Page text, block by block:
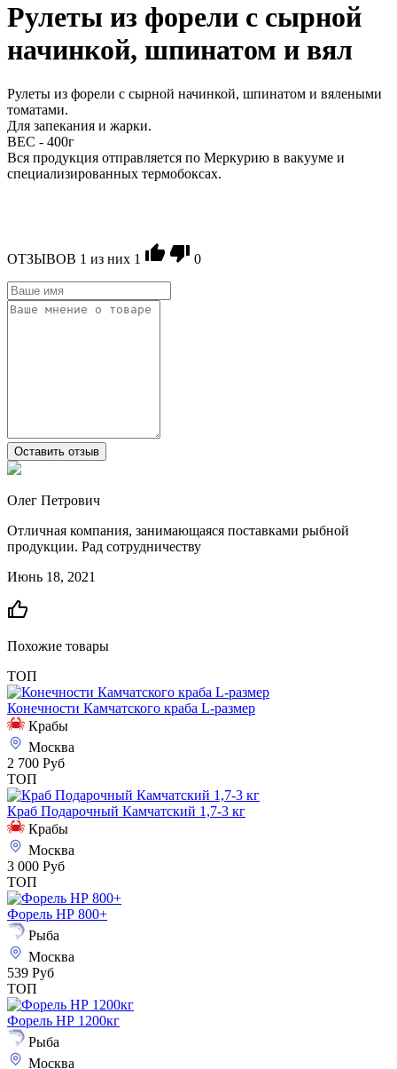
Рулеты из форели с сырной
начинкой, шпинатом и вял
Рулеты из форели с сырной начинкой, шпинатом и вялеными
томатами.
Для запекания и жарки.
ВЕС - 400г
Вся продукция отправляется по Меркурию в вакууме и
специализированных термобоксах.
ОТЗЫВОВ 1 из ниx 1 0
Оставить отзыв
Олег Петрович
Отличная компания, занимающаяся поставками рыбной
продукции. Рад сотрудничеству
Июнь 18, 2021
Похожие товары
ТОП
Конечности Камчатского краба L-размер
Крабы
Москва
2 700 Руб
ТОП
Краб Подарочный Камчатский 1,7-3 кг
Крабы
Москва
3 000 Руб
ТОП
Форель НР 800+
Рыба
Москва
539 Руб
ТОП
Форель НР 1200кг
Рыба
Москва